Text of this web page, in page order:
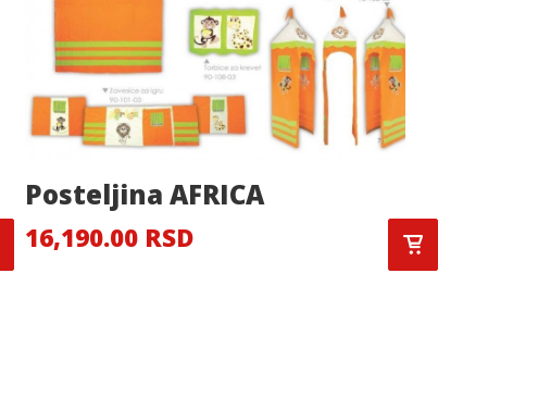
Posteljina AFRICA
16,190.00 RSD